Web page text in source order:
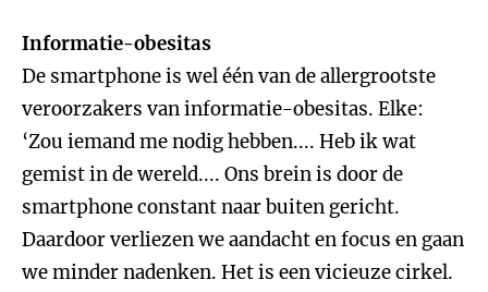
Informatie-obesitas
De smartphone is wel één van de allergrootste
veroorzakers van informatie-obesitas. Elke:
‘Zou iemand me nodig hebben.... Heb ik wat
gemist in de wereld.... Ons brein is door de
smartphone constant naar buiten gericht.
Daardoor verliezen we aandacht en focus en gaan
we minder nadenken. Het is een vicieuze cirkel.